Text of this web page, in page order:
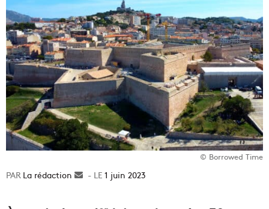
© Borrowed Time
La rédaction
Envoyer1 juin 2023